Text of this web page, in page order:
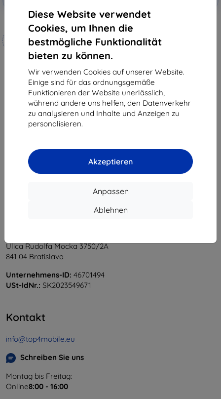
Diese Website verwendet
Cookies, um Ihnen die
bestmögliche Funktionalität
bieten zu können.
Wir verwenden Cookies auf unserer Website.
Einige sind für das ordnungsgemäße
Funktionieren der Website unerlässlich,
während andere uns helfen, den Datenverkehr
zu analysieren und Inhalte und Anzeigen zu
personalisieren.
Akzeptieren
Anpassen
Ablehnen
3mk Hammer Schutzfolie
Maßgeschneidert
hergestellt
19,90 €
17,91 €
Auf Lager 4 Stk.
3MK FlexibleGlass hybrides
Schutzglas für Xiaomi Watch S1
10,90 €
Auf Lager > 5 Stk.
1
Ulica Rudolfa Mocka 3750/2A
841 04 Bratislava
Unternehmens-ID: 46701494
USt-IdNr.: SK2023549671
Kontakt
info@top4mobile.eu
Schreiben Sie uns
Montag bis Freitag:
Online8:00 - 16:00